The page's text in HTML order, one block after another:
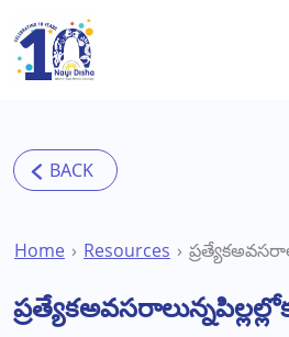
Skip to main content
Home Resources